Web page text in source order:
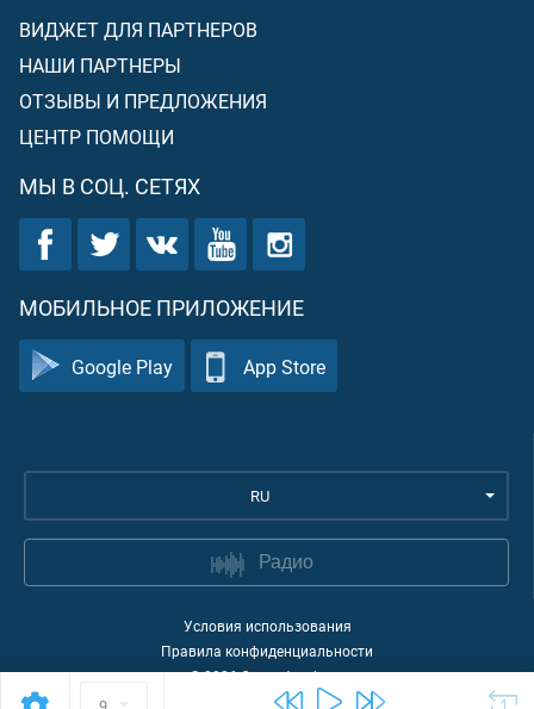
ВИДЖЕТ ДЛЯ ПАРТНЕРОВ
НАШИ ПАРТНЕРЫ
ОТЗЫВЫ И ПРЕДЛОЖЕНИЯ
ЦЕНТР ПОМОЩИ
МЫ В СОЦ. СЕТЯХ
МОБИЛЬНОЕ ПРИЛОЖЕНИЕ
Google Play App Store
RU
Радио
Условия использования
Правила конфиденциальности
©2026Quran Academy